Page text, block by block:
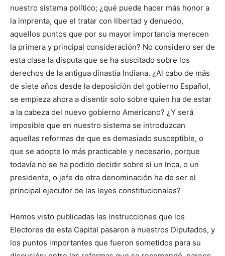
nuestro sistema político; ¿qué puede hacer más honor a
la imprenta, que el tratar con libertad y denuedo,
aquellos puntos que por su mayor importancia merecen
la primera y principal consideración? No considero ser de
esta clase la disputa que se ha suscitado sobre los
derechos de la antigua dinastía Indiana. ¿Al cabo de más
de siete años desde la deposición del gobierno Español,
se empieza ahora a disentir solo sobre quien ha de estar
a la cabeza del nuevo gobierno Americano? ¿Y será
imposible que en nuestro sistema se introduzcan
aquellas reformas de que es demasiado susceptible, o
que se adopte lo más practicable y necesario, porque
todavía no se ha podido decidir sobre si un Inca, o un
presidente, o jefe de otra denominación ha de ser el
principal ejecutor de las leyes constitucionales?
Hemos visto publicadas las instrucciones que los
Electores de esta Capital pasaron a nuestros Diputados, y
los puntos importantes que fueron sometidos para su